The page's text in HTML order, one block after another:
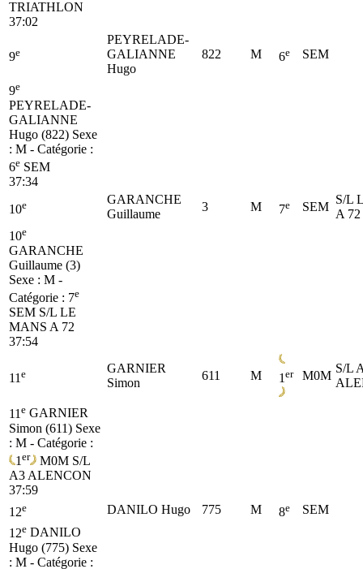
TRIATHLON
37:02
9e
PEYRELADE-
GALIANNE
Hugo
822 M 6e SEM
9e
PEYRELADE-
GALIANNE
Hugo (822) Sexe
: M - Catégorie :
6e SEM
37:34
10e
GARANCHE
Guillaume
3 M 7e SEM
S/L
A 72
10e
GARANCHE
Guillaume (3)
Sexe : M -
Catégorie : 7e
SEM S/L LE
MANS A 72
37:54
11 e
GARNIER
Simon
611 M 1 er M0M
S/L
11 e GARNIER
Simon (611) Sexe
: M - Catégorie :
1 er M0M S/L
A3 ALENCON
37:59
12e DANILO Hugo 775 M 8e
SEM
12e DANILO
Hugo (775) Sexe
: M - Catégorie :